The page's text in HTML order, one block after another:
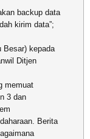
backup data
kirim data”;
Besar) kepada
Ditjen
memuat
3 dan
Berita